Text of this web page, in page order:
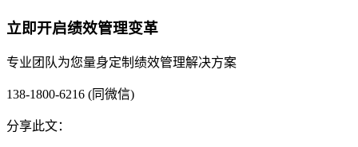
立即开启绩效管理变革
专业团队为您量身定制绩效管理解决方案
138-1800-6216 (同微信)
分享此文：